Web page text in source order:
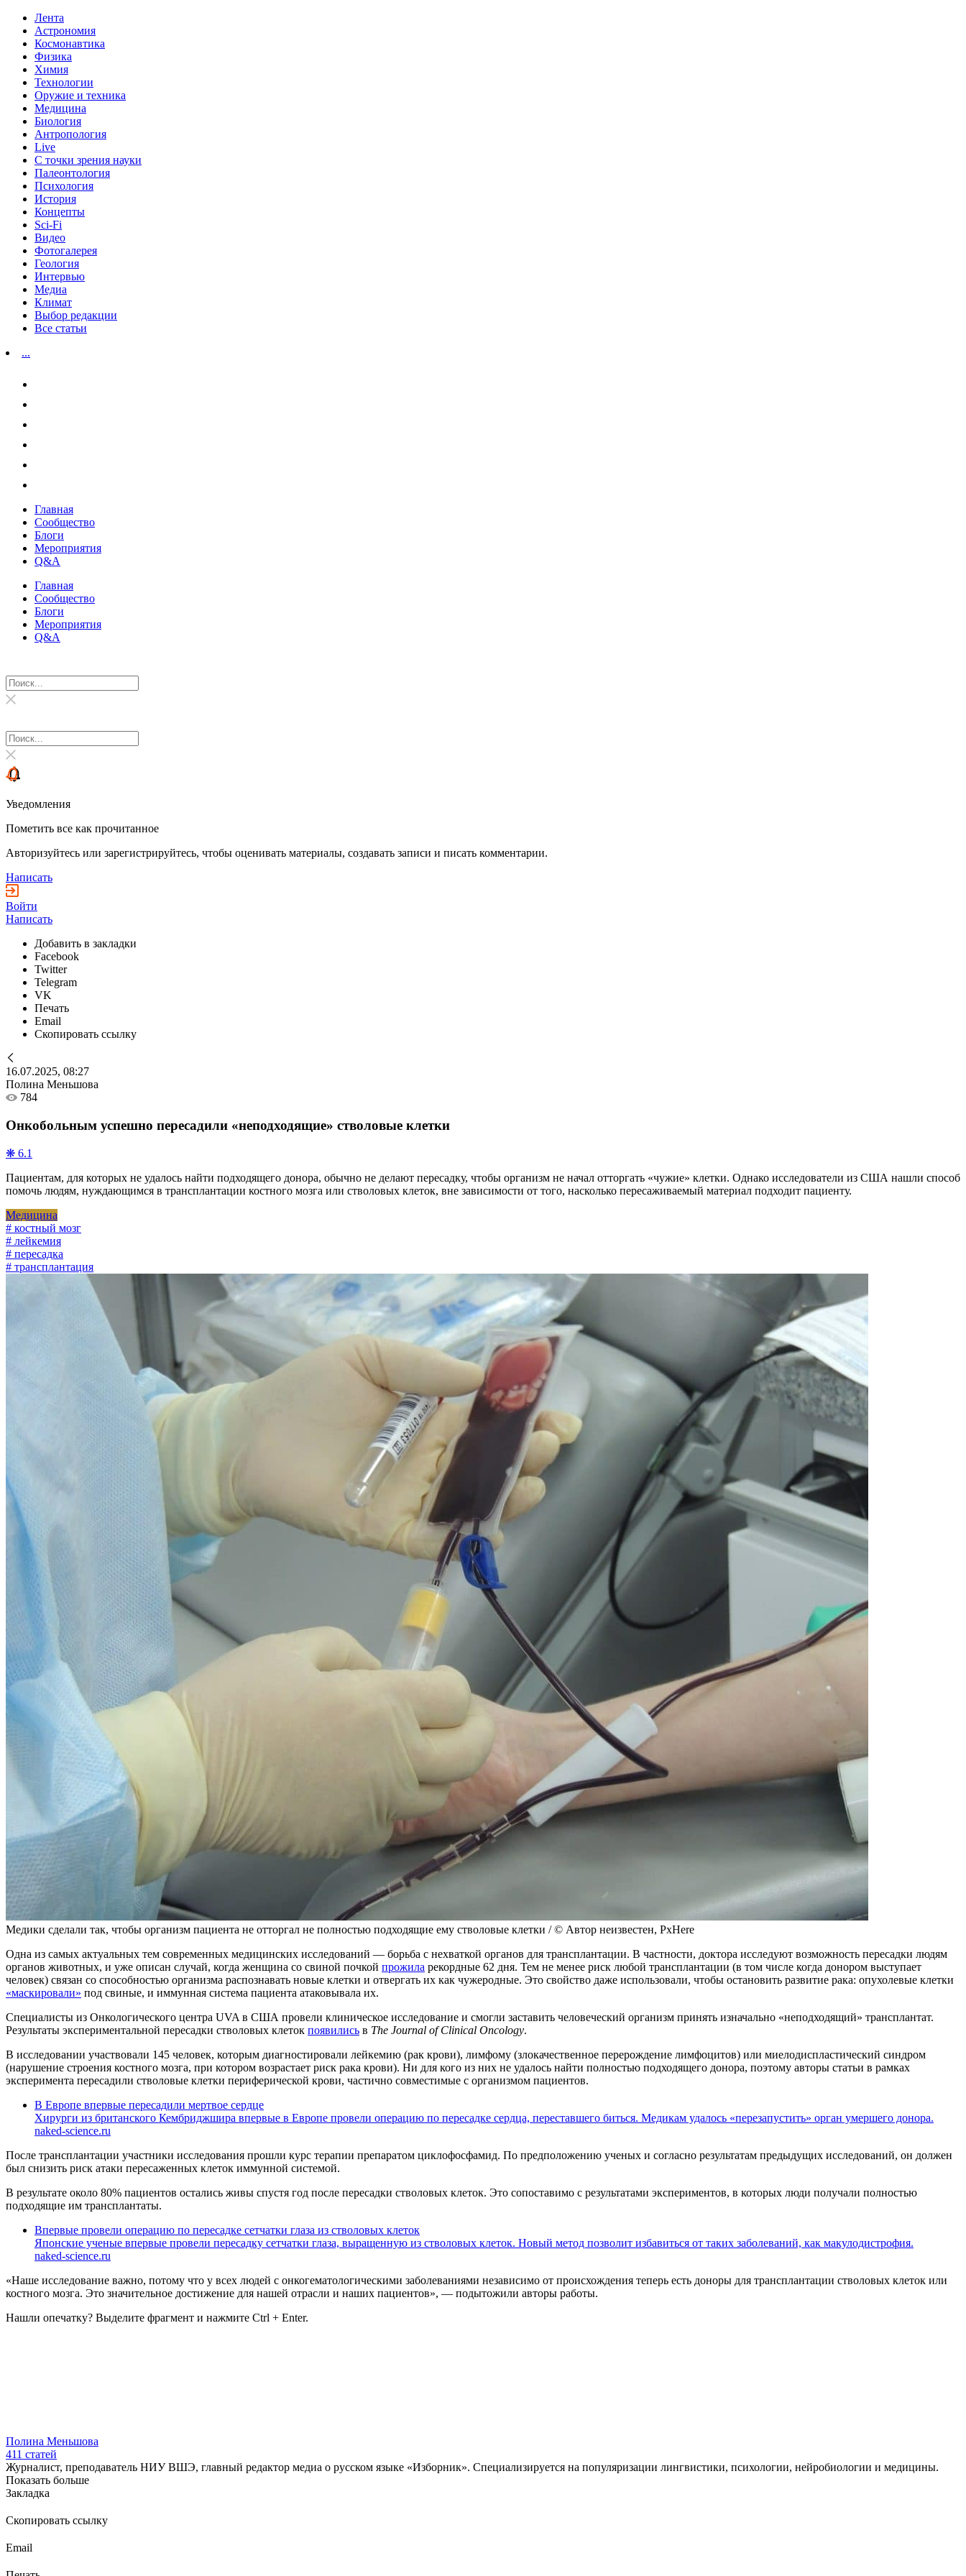
Лента
Астрономия
Космонавтика
Физика
Химия
Технологии
Оружие и техника
Медицина
Биология
Антропология
Live
С точки зрения науки
Палеонтология
Психология
История
Концепты
Sci-Fi
Видео
Фотогалерея
Геология
Интервью
Медиа
Климат
Выбор редакции
Все статьи
...
Главная
Сообщество
Блоги
Мероприятия
Q&A
Главная
Сообщество
Блоги
Мероприятия
Q&A
Уведомления
Пометить все как прочитанное
Авторизуйтесь или зарегистрируйтесь, чтобы оценивать материалы, создавать записи и писать комментарии.
Написать
Войти
Написать
Добавить в закладки
Facebook
Twitter
Telegram
VK
Печать
Email
Скопировать ссылку
16.07.2025, 08:27
Полина Меньшова
784
Онкобольным успешно пересадили «неподходящие» стволовые клетки
❋ 6.1
Пациентам, для которых не удалось найти подходящего донора, обычно не делают пересадку, чтобы организм не начал отторгать «чужие» клетки. Однако исследователи из США нашли способ
помочь людям, нуждающимся в трансплантации костного мозга или стволовых клеток, вне зависимости от того, насколько пересаживаемый материал подходит пациенту.
Медицина
# костный мозг
# лейкемия
# пересадка
# трансплантация
Медики сделали так, чтобы организм пациента не отторгал не полностью подходящие ему стволовые клетки / © Автор неизвестен, PxHere
Одна из самых актуальных тем современных медицинских исследований — борьба с нехваткой органов для трансплантации. В частности, доктора исследуют возможность пересадки людям
органов животных, и уже описан случай, когда женщина со свиной почкой прожила рекордные 62 дня. Тем не менее риск любой трансплантации (в том числе когда донором выступает
человек) связан со способностью организма распознавать новые клетки и отвергать их как чужеродные. Это свойство даже использовали, чтобы остановить развитие рака: опухолевые клетки
«маскировали» под свиные, и иммунная система пациента атаковывала их.
Специалисты из Онкологического центра UVA в США провели клиническое исследование и смогли заставить человеческий организм принять изначально «неподходящий» трансплантат.
Результаты экспериментальной пересадки стволовых клеток появились в The Journal of Clinical Oncology.
В исследовании участвовали 145 человек, которым диагностировали лейкемию (рак крови), лимфому (злокачественное перерождение лимфоцитов) или миелодиспластический синдром
(нарушение строения костного мозга, при котором возрастает риск рака крови). Ни для кого из них не удалось найти полностью подходящего донора, поэтому авторы статьи в рамках
эксперимента пересадили стволовые клетки периферической крови, частично совместимые с организмом пациентов.
В Европе впервые пересадили мертвое сердце
Хирурги из британского Кембриджшира впервые в Европе провели операцию по пересадке сердца, переставшего биться. Медикам удалось «перезапустить» орган умершего донора.
naked-science.ru
После трансплантации участники исследования прошли курс терапии препаратом циклофосфамид. По предположению ученых и согласно результатам предыдущих исследований, он должен
был снизить риск атаки пересаженных клеток иммунной системой.
В результате около 80% пациентов остались живы спустя год после пересадки стволовых клеток. Это сопоставимо с результатами экспериментов, в которых люди получали полностью
подходящие им трансплантаты.
Впервые провели операцию по пересадке сетчатки глаза из стволовых клеток
Японские ученые впервые провели пересадку сетчатки глаза, выращенную из стволовых клеток. Новый метод позволит избавиться от таких заболеваний, как макулодистрофия.
naked-science.ru
«Наше исследование важно, потому что у всех людей с онкогематологическими заболеваниями независимо от происхождения теперь есть доноры для трансплантации стволовых клеток или
костного мозга. Это значительное достижение для нашей отрасли и наших пациентов», — подытожили авторы работы.
Нашли опечатку? Выделите фрагмент и нажмите Ctrl + Enter.
Полина Меньшова
411 статей
Журналист, преподаватель НИУ ВШЭ, главный редактор медиа о русском языке «Изборник». Специализируется на популяризации лингвистики, психологии, нейробиологии и медицины.
Показать больше
Закладка
Скопировать ссылку
Email